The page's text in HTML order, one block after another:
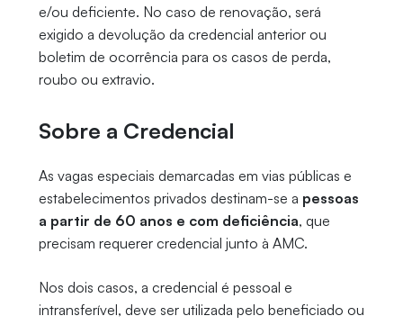
e/ou deficiente. No caso de renovação, será
exigido a devolução da credencial anterior ou
boletim de ocorrência para os casos de perda,
roubo ou extravio.
Sobre a Credencial
As vagas especiais demarcadas em vias públicas e
estabelecimentos privados destinam-se a pessoas
a partir de 60 anos e com deficiência, que
precisam requerer credencial junto à AMC.
Nos dois casos, a credencial é pessoal e
intransferível, deve ser utilizada pelo beneficiado ou